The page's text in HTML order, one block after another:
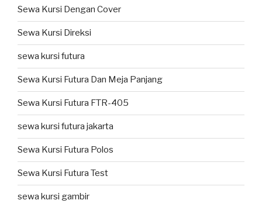
Sewa Kursi Dengan Cover
Sewa Kursi Direksi
sewa kursi futura
Sewa Kursi Futura Dan Meja Panjang
Sewa Kursi Futura FTR-405
sewa kursi futura jakarta
Sewa Kursi Futura Polos
Sewa Kursi Futura Test
sewa kursi gambir